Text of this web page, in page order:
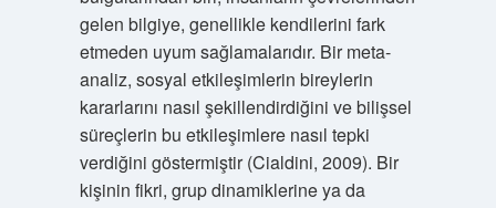
gelen bilgiye, genellikle kendilerini fark
etmeden uyum sağlamalarıdır. Bir meta-
analiz, sosyal etkileşimlerin bireylerin
kararlarını nasıl şekillendirdiğini ve bilişsel
süreçlerin bu etkileşimlere nasıl tepki
verdiğini göstermiştir (Cialdini, 2009). Bir
kişinin fikri, grup dinamiklerine ya da